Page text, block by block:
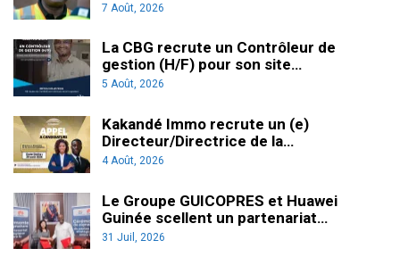
7 Août, 2026
La CBG recrute un Contrôleur de
gestion (H/F) pour son site…
5 Août, 2026
Kakandé Immo recrute un (e)
Directeur/Directrice de la…
4 Août, 2026
Le Groupe GUICOPRES et Huawei
Guinée scellent un partenariat…
31 Juil, 2026